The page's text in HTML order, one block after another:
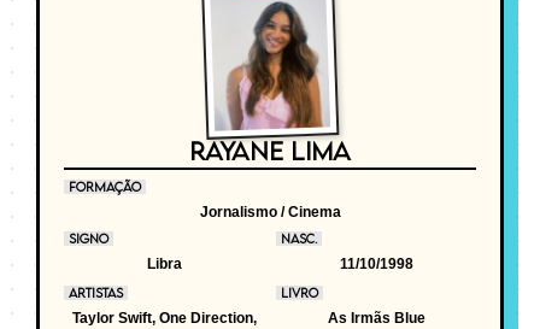
RAYANE LIMA
FORMAÇÃO
Jornalismo / Cinema
SIGNO
Libra
NASC.
11/10/1998
ARTISTAS
Taylor Swift, One Direction,
LIVRO
As Irmãs Blue